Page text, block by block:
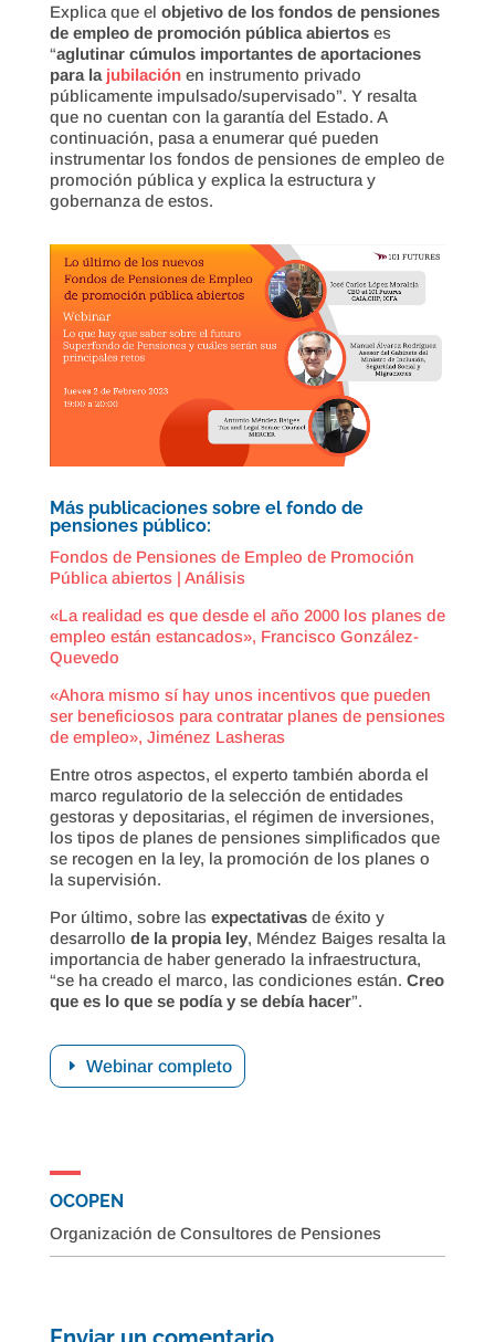
Explica que el objetivo de los fondos de pensiones
de empleo de promoción pública abiertoses
“aglutinar cúmulos importantes de aportaciones
para la jubilaciónen instrumento privado
públicamente impulsado/supervisado”. Y resalta
que no cuentan con la garantía del Estado. A
continuación, pasa a enumerar qué pueden
instrumentar los fondos de pensiones de empleo de
promoción pública y explica la estructura y
gobernanza de estos.
Más publicaciones sobre el fondo de
pensiones público:
Fondos de Pensiones de Empleo de Promoción
Pública abiertos | Análisis
«La realidad es que desde el año 2000 los planes de
empleo están estancados», Francisco González-
Quevedo
«Ahora mismo sí hay unos incentivos que pueden
ser beneficiosos para contratar planes de pensiones
de empleo», Jiménez Lasheras
Entre otros aspectos, el experto también aborda el
marco regulatorio de la selección de entidades
gestoras y depositarias, el régimen de inversiones,
los tipos de planes de pensiones simplificados que
se recogen en la ley, la promoción de los planes o
la supervisión.
Por último, sobre las expectativasde éxito y
desarrollo de la propia ley, Méndez Baiges resalta la
importancia de haber generado la infraestructura,
“se ha creado el marco, las condiciones están. Creo
que es lo que se podía y se debía hacer”.
Webinar completo
OCOPEN
Organización de Consultores de Pensiones